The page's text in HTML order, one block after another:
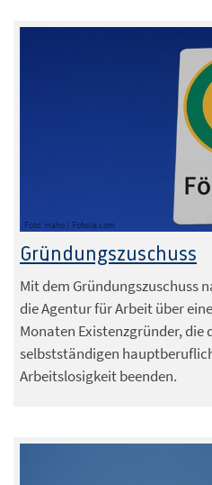
Foto: maho / Fotolia.com
Gründungszuschuss
Mit dem Gründungszuschuss
die Agentur für Arbeit über
Monaten Existenzgründer, die
selbstständigen
Arbeitslosigkeit beenden.